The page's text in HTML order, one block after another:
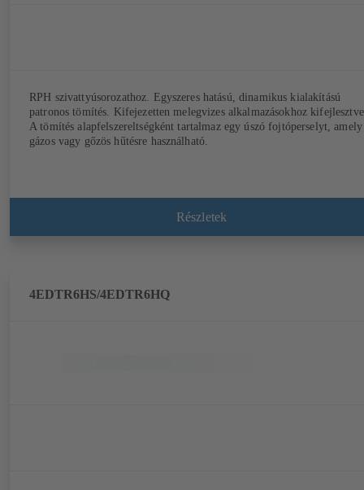
RPH szivattyúsorozathoz. Egyszeres hatású, dinamikus kialakítású
patronos tömítés. Kifejezetten melegvizes alkalmazásokhoz
A tömítés alapfelszereltségként tartalmaz egy úszó fojtóperselyt, amely
gázos vagy gőzös hűtésre használható.
Részletek
4EDTR6HS/4EDTR6HQ